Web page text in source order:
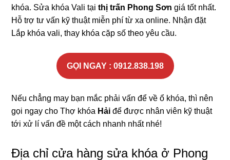
khóa. Sửa khóa Vali tạithị trấn Phong Sơngiá tốt nhất.
Hỗ trợ tư vấn kỹ thuật miễn phí từ xa online. Nhận đặt
Lắp khóa vali, thay khóa cặp số theo yêu cầu.
GỌI NGAY : 0912.838.198
Nếu chẳng may bạn mắc phải vấn để về ổ khóa, thì nên
gọi ngay cho Thợ khóa Hảiđể được nhân viên kỹ thuật
tới xử lí vấn đề một cách nhanh nhất nhé!
Địa chỉ cửa hàng sửa khóa ở Phong